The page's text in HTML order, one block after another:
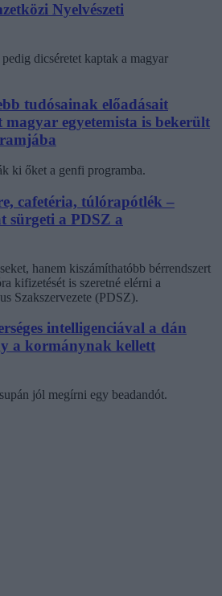
Nyelvészeti
dicséretet kaptak a magyar
tudósainak előadásait
egyetemista is bekerült
ki őket a genfi programba.
cafetéria, túlórapótlék –
sürgeti a PDSZ a
hanem kiszámíthatóbb bérrendszert
kifizetését is szeretné elérni a
Szakszervezete (PDSZ).
intelligenciával a dán
a kormánynak kellett
jól megírni egy beadandót.